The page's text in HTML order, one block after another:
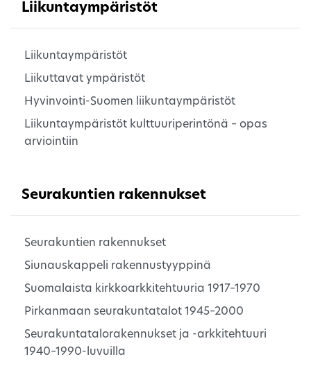
Liikuntaympäristöt
Liikuntaympäristöt
Liikuttavat ympäristöt
Hyvinvointi-Suomen liikuntaympäristöt
Liikuntaympäristöt kulttuuriperintönä – opas
arviointiin
Seurakuntien rakennukset
Seurakuntien rakennukset
Siunauskappeli rakennustyyppinä
Suomalaista kirkkoarkkitehtuuria 1917–1970
Pirkanmaan seurakuntatalot 1945–2000
Seurakuntatalorakennukset ja -arkkitehtuuri
1940–1990-luvuilla